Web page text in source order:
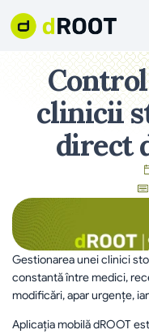
clinicii
direct
Gestionarea unei clinici
constantă între medici,
modificări, apar urgențe,
Aplicația mobilă dROOT